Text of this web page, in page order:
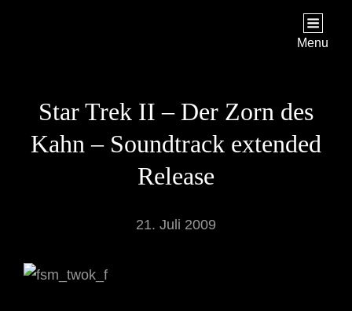
Menu
Star Trek II – Der Zorn des
Kahn – Soundtrack extended
Release
21. Juli 2009